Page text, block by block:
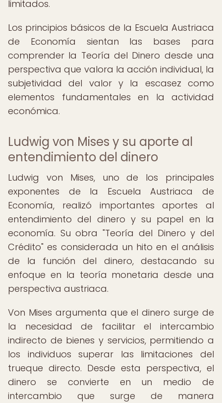
limitados.
Los principios básicos de la Escuela Austriaca
de Economía sientan las bases para
comprender la Teoría del Dinero desde una
perspectiva que valora la acción individual, la
subjetividad del valor y la escasez como
elementos fundamentales en la actividad
económica.
Ludwig von Mises y su aporte al
entendimiento del dinero
Ludwig von Mises, uno de los principales
exponentes de la Escuela Austriaca de
Economía, realizó importantes aportes al
entendimiento del dinero y su papel en la
economía. Su obra "Teoría del Dinero y del
Crédito" es considerada un hito en el análisis
de la función del dinero, destacando su
enfoque en la teoría monetaria desde una
perspectiva austriaca.
Von Mises argumenta que el dinero surge de
la necesidad de facilitar el intercambio
indirecto de bienes y servicios, permitiendo a
los individuos superar las limitaciones del
trueque directo. Desde esta perspectiva, el
dinero se convierte en un medio de
intercambio que surge de manera